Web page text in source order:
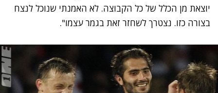
יוצאת מן הכלל של כל הקבוצה. לא האמנתי שנוכל לנצח
בצורה כזו. נצטרך לשחזר זאת בגמר עצמו".